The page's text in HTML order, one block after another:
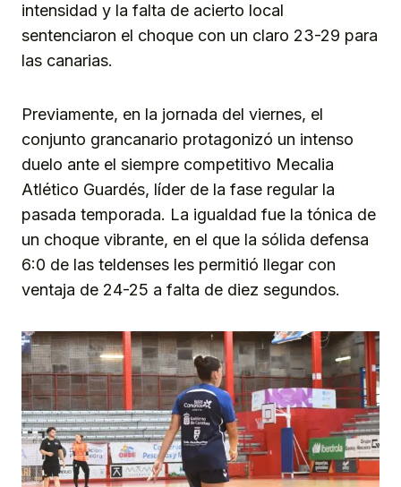
intensidad y la falta de acierto local
sentenciaron el choque con un claro 23-29 para
las canarias.
Previamente, en la jornada del viernes, el
conjunto grancanario protagonizó un intenso
duelo ante el siempre competitivo Mecalia
Atlético Guardés, líder de la fase regular la
pasada temporada. La igualdad fue la tónica de
un choque vibrante, en el que la sólida defensa
6:0 de las teldenses les permitió llegar con
ventaja de 24-25 a falta de diez segundos.